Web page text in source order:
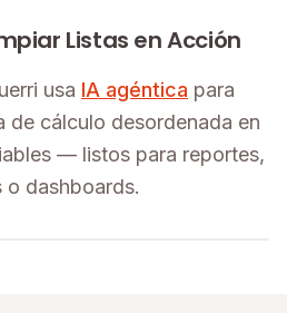
Listas en Acción
usa IA agéntica para
de cálculo desordenada en
— listos para reportes,
o dashboards.